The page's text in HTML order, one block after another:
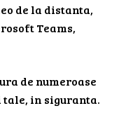
de la distanta,
Teams,
de numeroase
in siguranta.